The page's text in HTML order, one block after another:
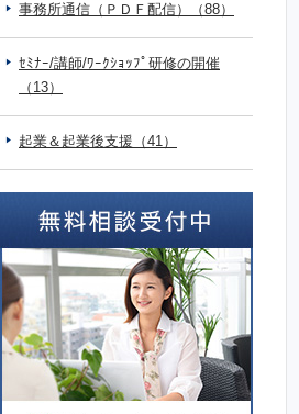
事務所通信（ＰＤＦ配信）（88）
ｾﾐﾅｰ/講師/ﾜｰｸｼｮｯﾌﾟ研修の開催
（13）
起業＆起業後支援（41）